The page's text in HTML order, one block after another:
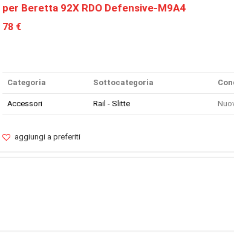
per Beretta 92X RDO Defensive-M9A4
78 €
Categoria Sottocategoria
Accessori Rail - Slitte
aggiungi a preferiti